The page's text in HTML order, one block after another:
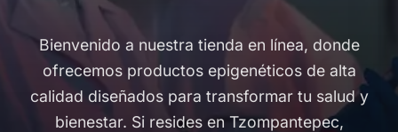
Bienvenido a nuestra tienda en línea, donde
ofrecemos productos epigenéticos de alta
calidad diseñados para transformar tu salud y
bienestar. Si resides en Tzompantepec,